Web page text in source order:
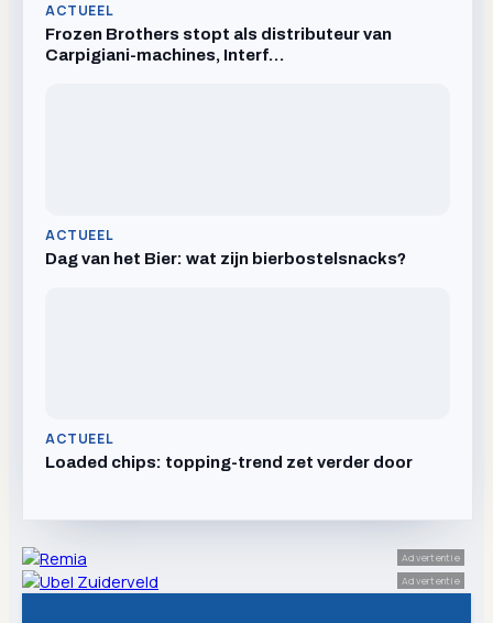
ACTUEEL
Frozen Brothers stopt als distributeur van
Carpigiani-machines, Interf…
ACTUEEL
Dag van het Bier: wat zijn bierbostelsnacks?
ACTUEEL
Loaded chips: topping-trend zet verder door
Advertentie
Advertentie